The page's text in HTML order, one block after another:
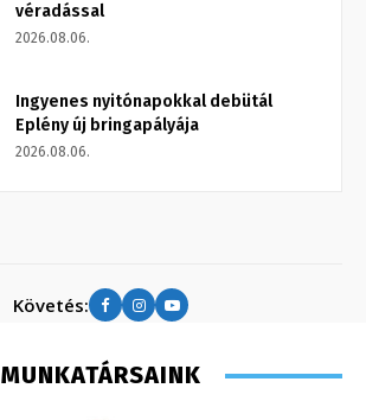
véradással
2026.08.06.
Ingyenes nyitónapokkal debütál
Eplény új bringapályája
2026.08.06.
Követés:
MUNKATÁRSAINK